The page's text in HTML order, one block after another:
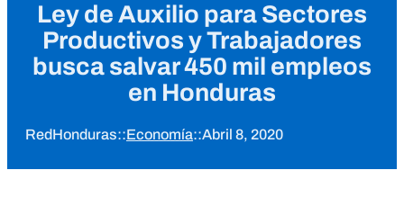
Ley de Auxilio para Sectores
Productivos y Trabajadores
busca salvar 450 mil empleos
en Honduras
RedHonduras::Economía::Abril 8, 2020